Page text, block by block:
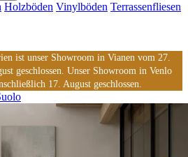
Holzböden Vinylböden Terrassenfliesen
ist unser Showroom in Vianen vom 27.
geschlossen. Unser Showroom in Venlo
17. August geschlossen.